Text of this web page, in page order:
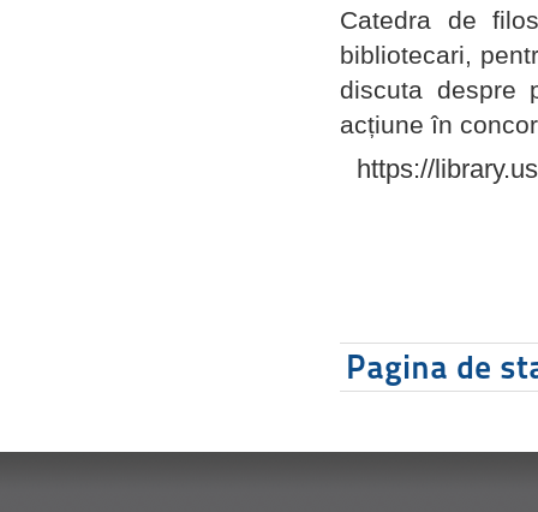
Catedra de
bibliotecari,
discuta despre
acțiune în
https://
Pagina de